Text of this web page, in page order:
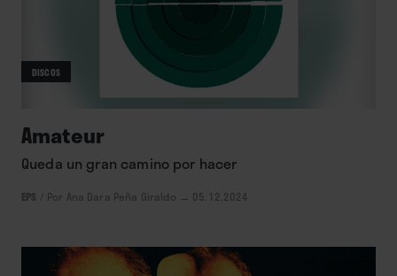
DISCOS
Amateur
Queda un gran camino por hacer
EPS Por Ana Dara Peña Giraldo → 05.12.2024